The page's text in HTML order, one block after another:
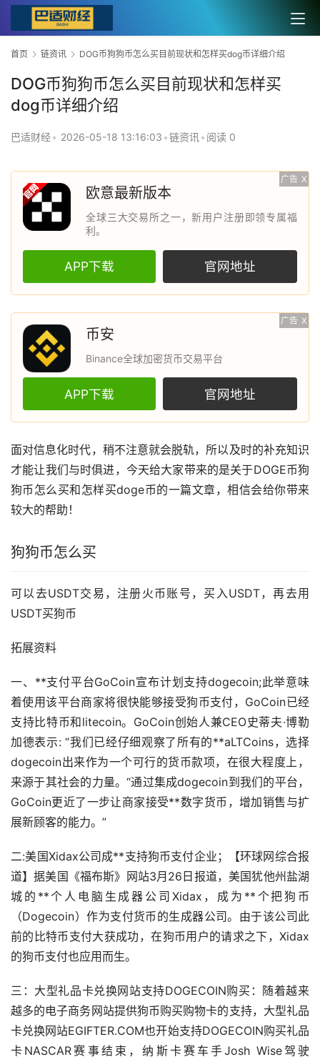
首页 链资讯 DOG币狗狗币怎么买目前现状和怎样买dog币详细介绍
DOG币狗狗币怎么买目前现状和怎样买
dog币详细介绍
巴适财经• 2026-05-18 13:16:03 •链资讯 • 阅读 0
广告 X
欧意最新版本
全球三大交易所之一，新用户注册即领专属福
利。
APP下载 官网地址
广告 X
币安
Binance全球加密货币交易平台
APP下载 官网地址
面对信息化时代，稍不注意就会脱轨，所以及时的补充知识
才能让我们与时俱进，今天给大家带来的是关于DOGE币狗
狗币怎么买和怎样买doge币的一篇文章，相信会给你带来
较大的帮助！
狗狗币怎么买
可以去USDT交易，注册火币账号，买入USDT，再去用
USDT买狗币
拓展资料
一、**支付平台GoCoin宣布计划支持dogecoin;此举意味
着使用该平台商家将很快能够接受狗币支付，GoCoin已经
支持比特币和litecoin。GoCoin创始人兼CEO史蒂夫·博勒
加德表示: “我们已经仔细观察了所有的**aLTCoins，选择
dogecoin出来作为一个可行的货币款项，在很大程度上，
来源于其社会的力量。“通过集成dogecoin到我们的平台，
GoCoin更近了一步让商家接受**数字货币 ，增加销售与扩
展新顾客的能力。”
二:美国Xidax公司成**支持狗币支付企业；【环球网综合报
道】据美国《福布斯》网站3月26日报道，美国犹他州盐湖
城的**个人电脑生成器公司Xidax，成为**个把狗币
（Dogecoin）作为支付货币的生成器公司。由于该公司此
前的比特币支付大获成功，在狗币用户的请求之下，Xidax
的狗币支付也应用而生。
三：大型礼品卡兑换网站支持DOGECOIN购买：随着越来
越多的电子商务网站提供狗币购买购物卡的支持，大型礼品
卡兑换网站EGIFTER.COM也开始支持DOGECOIN购买礼品
卡NASCAR赛事结束，纳斯卡赛车手Josh Wise驾驶